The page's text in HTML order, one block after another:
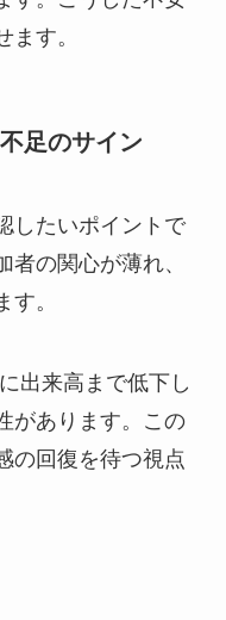
す。
足のサイン
したいポイントで
の関心が薄れ、
。
出来高まで低下し
があります。この
の回復を待つ視点